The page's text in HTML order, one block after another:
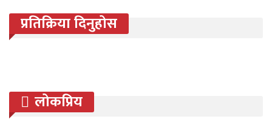
प्रतिक्रिया दिनुहोस
लोकप्रिय